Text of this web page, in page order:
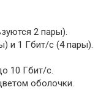
2 пары).
и 1 Гбит/с (4 пары).
10 Гбит/с.
оболочки.